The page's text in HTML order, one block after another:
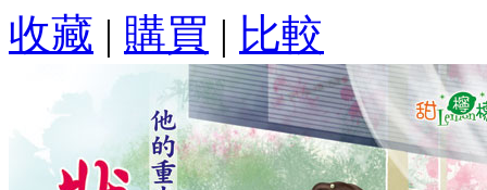
收藏 | 購買 | 比較